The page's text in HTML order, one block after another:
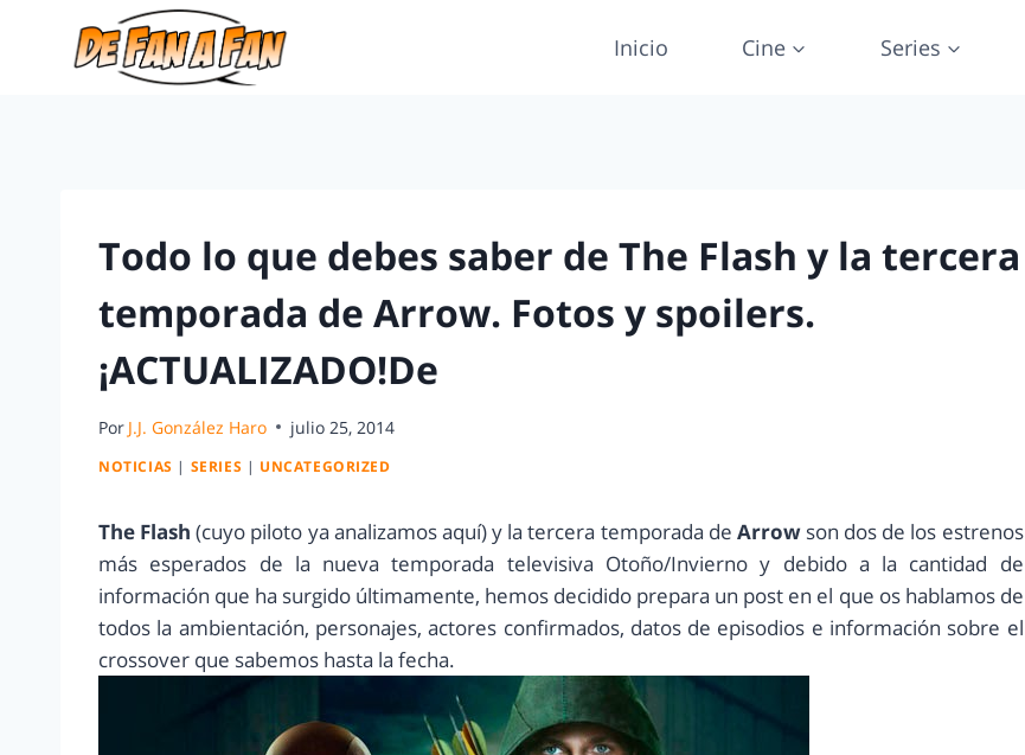
Inicio Cine Series
Todo lo que debes saber de The Flash y la tercera
temporada de Arrow. Fotos y spoilers.
¡ACTUALIZADO!De
Por J.J. González Haro julio 25, 2014
NOTICIAS | SERIES | UNCATEGORIZED
The Flash (cuyo piloto ya analizamos aquí) y la tercera temporada de Arrow son dos de los estrenos
más esperados de la nueva temporada televisiva Otoño/Invierno y debido a la cantidad de
información que ha surgido últimamente, hemos decidido prepara un post en el que os hablamos de
todos la ambientación, personajes, actores confirmados, datos de episodios e información sobre el
crossover que sabemos hasta la fecha.